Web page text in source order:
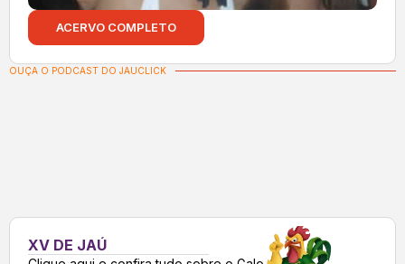
ACERVO COMPLETO
OUÇA O PODCAST DO JAUCLICK
XV DE JAÚ